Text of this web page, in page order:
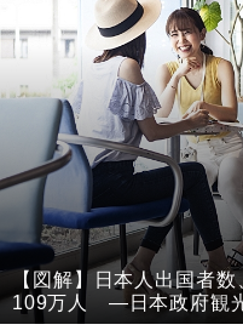
【図解】日本人出国者
109万人 ―日本政府観光